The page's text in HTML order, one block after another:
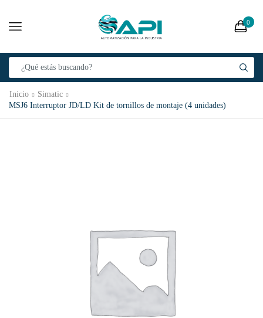
0
Inicio
Simatic
MSJ6 Interruptor JD/LD Kit de tornillos de montaje (4 unidades)